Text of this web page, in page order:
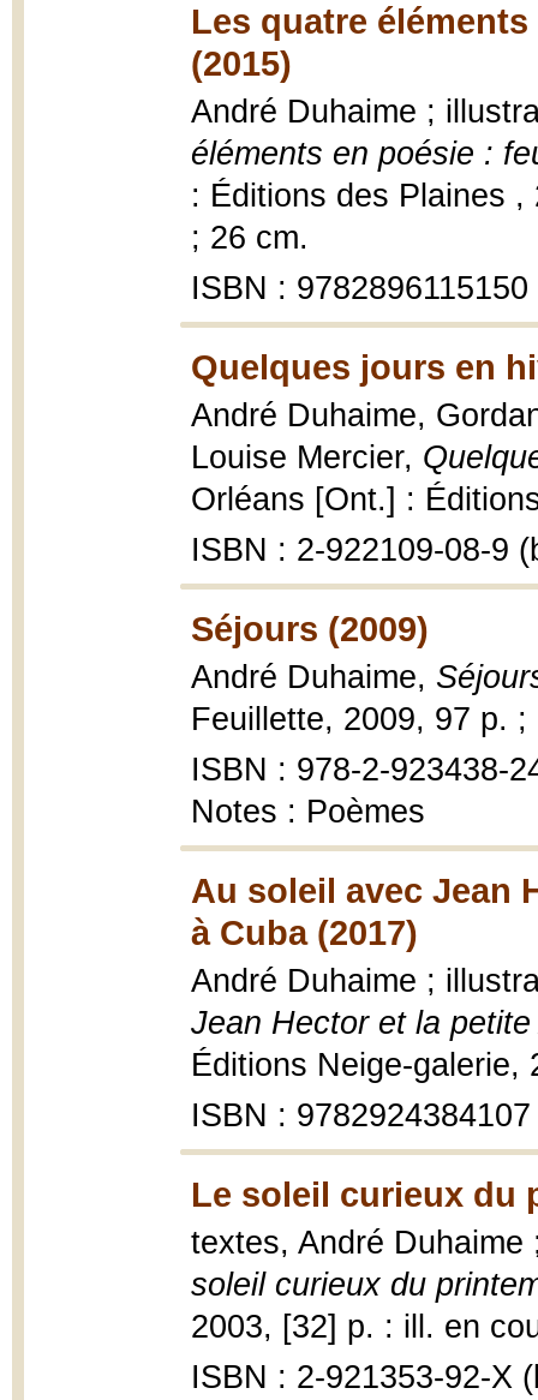
Les quatre
(2015)
André Duhaime ;
éléments en poésie :
: Éditions des Plaines
; 26 cm.
ISBN : 9782896115150
Quelques jours en
André Duhaime,
Louise Mercier,
Orléans [Ont.] :
ISBN : 2-922109-08-9
Séjours (2009)
André Duhaime,
Feuillette, 2009, 97 p. ;
ISBN : 978-2-923438-
Notes : Poèmes
Au soleil avec Jean
à Cuba (2017)
André Duhaime ;
Jean Hector et la
Éditions Neige-galerie,
ISBN : 9782924384107
Le soleil curieux du
textes, André
soleil curieux du
2003, [32] p. : ill. en
ISBN : 2-921353-92-X